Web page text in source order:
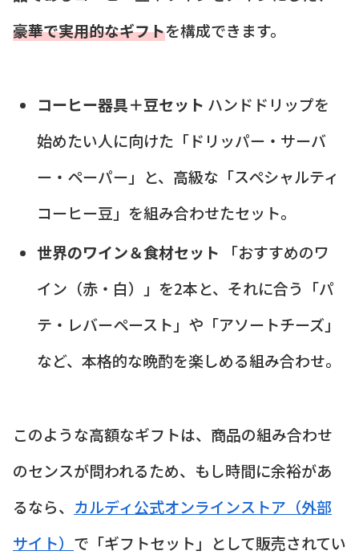
豪華で実用的なギフトを構成できます。
コーヒー器具＋豆セット ハンドドリップを
始めたい人に向けた「ドリッパー・サーバ
ー・ペーパー」と、高級な「スペシャルティ
コーヒー豆」を組み合わせたセット。
世界のワイン＆食材セット 「おすすめのワ
イン（赤・白）」を2本と、それに合う「パ
テ・レバーペースト」や「アソートチーズ」
など、本格的な晩酌を楽しめる組み合わせ。
このような高額なギフトは、商品の組み合わせ
のセンスが問われるため、もし時間に余裕があ
るなら、 カルディ公式オンラインストア（外部
サイト） で「ギフトセット」として販売されてい